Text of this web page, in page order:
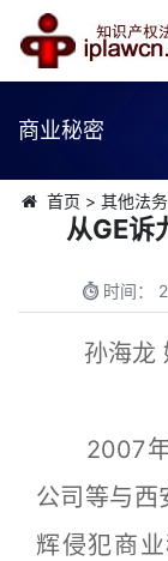
商业秘密
首页 > 其他法务
从GE诉
时间：
孙海龙
2007年
公司等与西
辉侵犯商